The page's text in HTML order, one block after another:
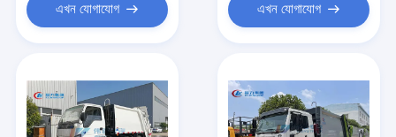
এখন যোগাযোগ এখন যোগাযোগ